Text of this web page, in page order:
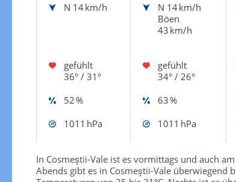
N 14 km/h N 14 km/h
Böen
43 km/h
gefühlt
36° / 31°
gefühlt
34° / 26°
52 % 63 %
1011 hPa
1011 hPa
In Cosmeștii-Vale ist es vormittags und auch
Abends gibt es in Cosmeștii-Vale überwiegend